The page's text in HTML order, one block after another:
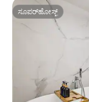
ಸೂಪರ್‌ಹೋಸ್ಟ್
ಸೂಪರ್‌ಹೋಸ್ಟ್